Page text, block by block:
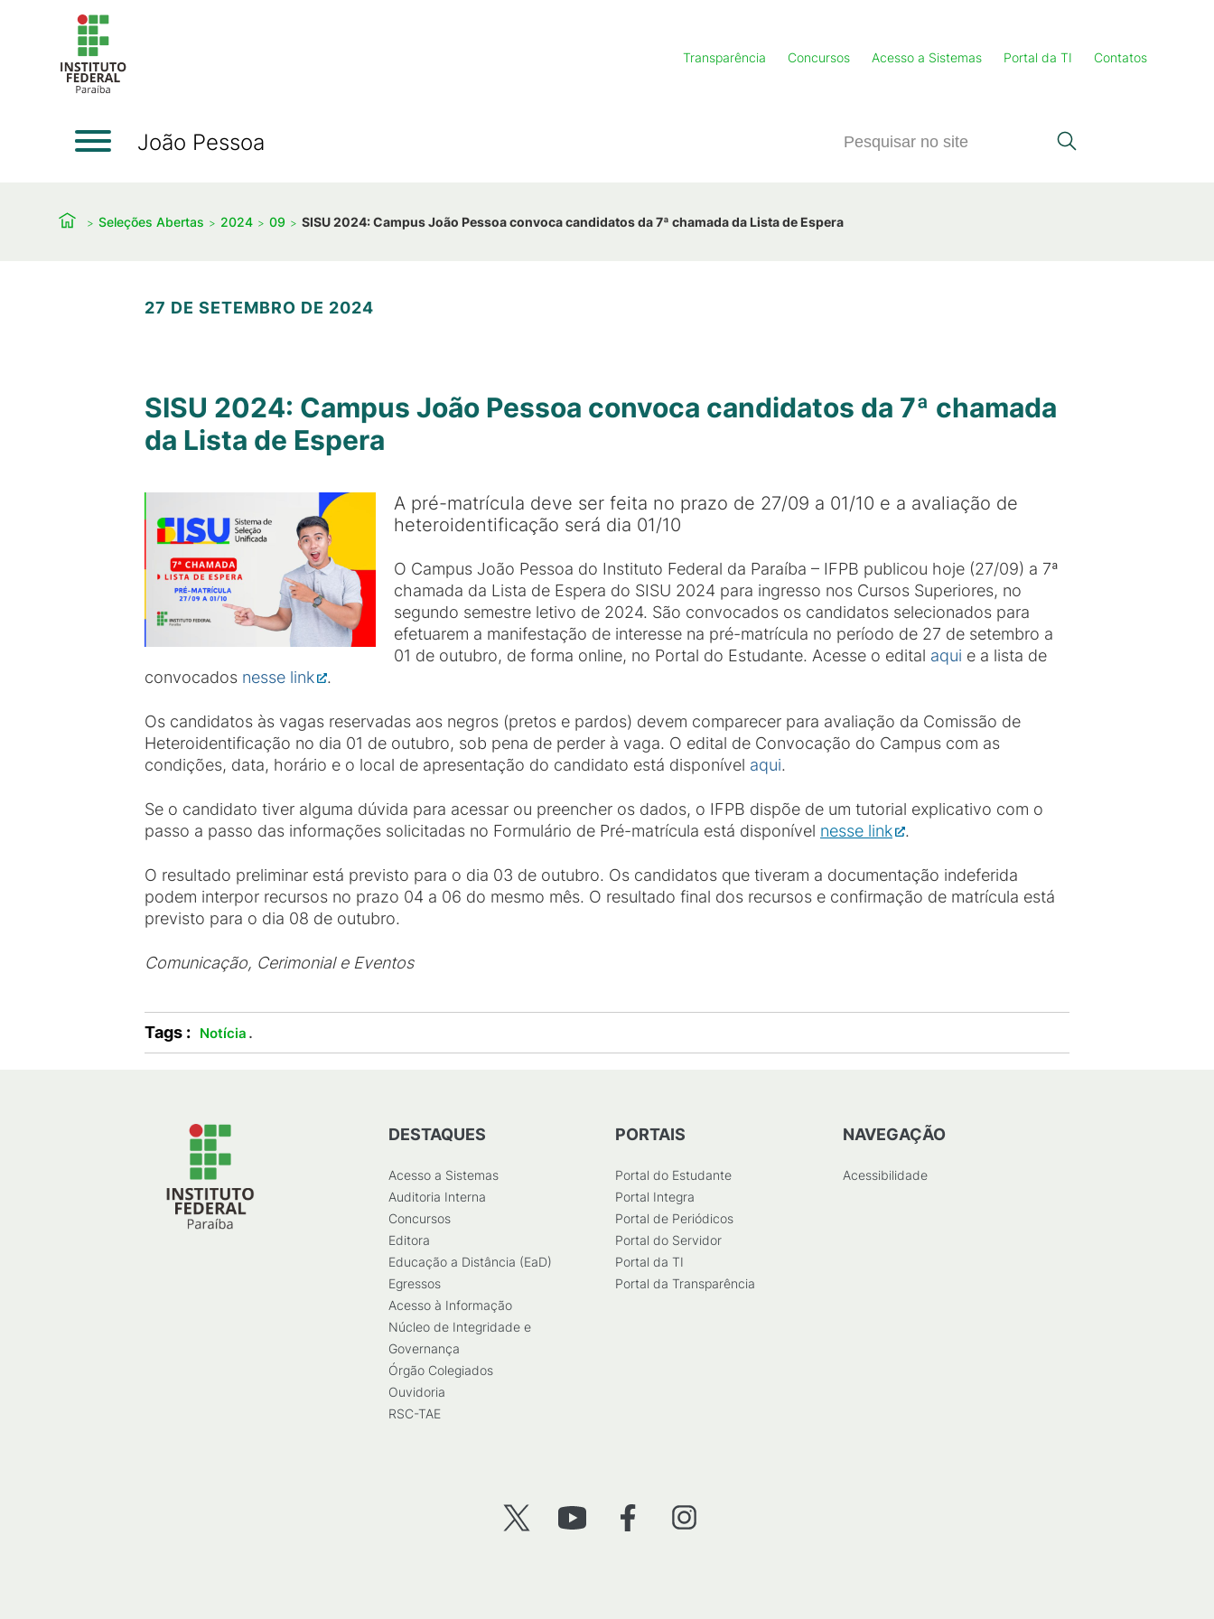
Transparência Concursos Acesso a Sistemas Portal da TI Contatos
João Pessoa
Seleções Abertas 2024 09 SISU 2024: Campus João Pessoa convoca candidatos da 7ª chamada da Lista de Espera
27 DE SETEMBRO DE 2024
SISU 2024: Campus João Pessoa convoca candidatos da 7ª chamada
da Lista de Espera
A pré-matrícula deve ser feita no prazo de 27/09 a 01/10 e a avaliação de
heteroidentificação será dia 01/10
O Campus João Pessoa do Instituto Federal da Paraíba – IFPB publicou hoje (27/09) a 7ª
chamada da Lista de Espera do SISU 2024 para ingresso nos Cursos Superiores, no
segundo semestre letivo de 2024. São convocados os candidatos selecionados para
efetuarem a manifestação de interesse na pré-matrícula no período de 27 de setembro a
01 de outubro, de forma online, no Portal do Estudante. Acesse o edital aqui e a lista de
convocados nesse link .
Os candidatos às vagas reservadas aos negros (pretos e pardos) devem comparecer para avaliação da Comissão de
Heteroidentificação no dia 01 de outubro, sob pena de perder à vaga. O edital de Convocação do Campus com as
condições, data, horário e o local de apresentação do candidato está disponível aqui.
Se o candidato tiver alguma dúvida para acessar ou preencher os dados, o IFPB dispõe de um tutorial explicativo com o
passo a passo das informações solicitadas no Formulário de Pré-matrícula está disponível nesse link .
O resultado preliminar está previsto para o dia 03 de outubro. Os candidatos que tiveram a documentação indeferida
podem interpor recursos no prazo 04 a 06 do mesmo mês. O resultado final dos recursos e confirmação de matrícula está
previsto para o dia 08 de outubro.
Comunicação, Cerimonial e Eventos
Tags : Notícia .
DESTAQUES
Acesso a Sistemas
Auditoria Interna
Concursos
Editora
Educação a Distância (EaD)
Egressos
Acesso à Informação
Núcleo de Integridade e
Governança
Órgão Colegiados
Ouvidoria
RSC-TAE
PORTAIS
Portal do Estudante
Portal Integra
Portal de Periódicos
Portal do Servidor
Portal da TI
Portal da Transparência
NAVEGAÇÃO
Acessibilidade